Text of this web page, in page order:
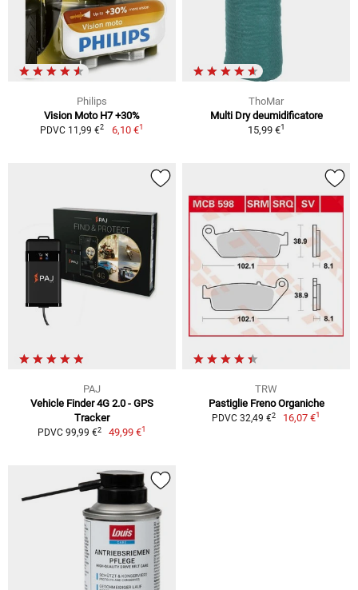
Philips
Vision Moto H7 +30%
PDVC 11,99 €2 6,10 €1
ThoMar
Multi Dry deumidificatore
15,99 €1
PAJ
Vehicle Finder 4G 2.0 - GPS
Tracker
PDVC 99,99 €2 49,99 €1
TRW
Pastiglie Freno Organiche
PDVC 32,49 €2 16,07 €1